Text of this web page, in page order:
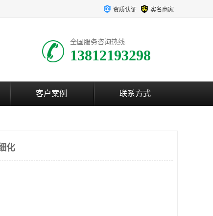
资质认证 实名商家
全国服务咨询热线:
13812193298
客户案例 联系方式
化